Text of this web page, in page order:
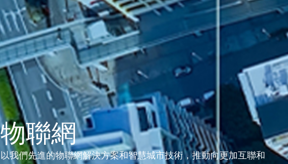
解決方案 業務 投資者關係 傳媒報導 我們的公司
物聯網
以我們先進的物聯網解決方案和智慧城市技術，推動向更加互聯和